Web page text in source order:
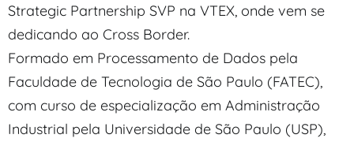
Strategic Partnership SVP na VTEX, onde vem se
dedicando ao Cross Border.
Formado em Processamento de Dados pela
Faculdade de Tecnologia de São Paulo (FATEC),
com curso de especialização em Administração
Industrial pela Universidade de São Paulo (USP),